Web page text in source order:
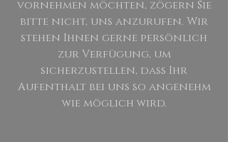
vornehmen möchten, zögern Sie
bitte nicht, uns anzurufen. Wir
stehen Ihnen gerne persönlich
zur Verfügung, um
sicherzustellen, dass Ihr
Aufenthalt bei uns so angenehm
wie möglich wird.